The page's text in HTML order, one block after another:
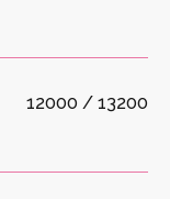
12000 / 13200